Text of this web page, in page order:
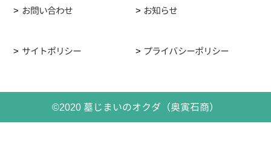
お問い合わせ
お知らせ
サイトポリシー プライバシーポリシー
©2020 墓じまいのオクダ（奥寅石商）